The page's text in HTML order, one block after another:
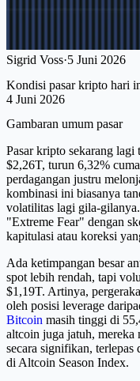
Sigrid Voss·5 Juni 2026
Kondisi pasar kripto hari
4 Juni 2026
Gambaran umum pasar
Pasar kripto sekarang
$2,26T, turun 6,32%
perdagangan justru
kombinasi ini biasanya
volatilitas lagi gila-
"Extreme Fear" dengan
kapitulasi atau koreksi
Ada ketimpangan besar
spot lebih rendah, tapi
$1,19T. Artinya,
oleh posisi leverage
Bitcoin masih tinggi di
altcoin juga jatuh,
secara signifikan, terlepas
di Altcoin Season Index.